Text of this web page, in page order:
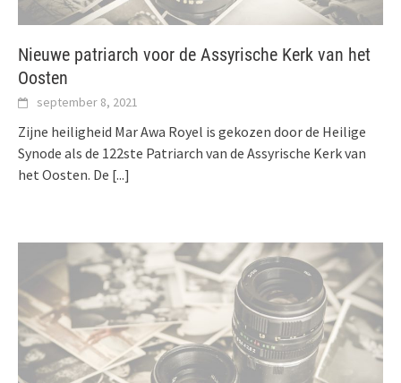
Nieuwe patriarch voor de Assyrische Kerk van het
Oosten
september 8, 2021
Zijne heiligheid Mar Awa Royel is gekozen door de Heilige
Synode als de 122ste Patriarch van de Assyrische Kerk van
het Oosten. De [...]